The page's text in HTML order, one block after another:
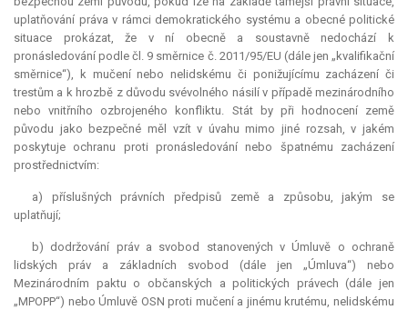
uplatňování práva v rámci demokratického systému a obecné politické
situace prokázat, že v ní obecně a soustavně nedochází k
pronásledování podle čl. 9 směrnice č. 2011/95/EU (dále jen „kvalifikační
směrnice“), k mučení nebo nelidskému či ponižujícímu zacházení či
trestům a k hrozbě z důvodu svévolného násilí v případě mezinárodního
nebo vnitřního ozbrojeného konfliktu. Stát by při hodnocení země
původu jako bezpečné měl vzít v úvahu mimo jiné rozsah, v jakém
poskytuje ochranu proti pronásledování nebo špatnému zacházení
prostřednictvím:
a) příslušných právních předpisů země a způsobu, jakým se
uplatňují;
b) dodržování práv a svobod stanovených v Úmluvě o ochraně
lidských práv a základních svobod (dále jen „Úmluva“) nebo
Mezinárodním paktu o občanských a politických právech (dále jen
„MPOPP“) nebo Úmluvě OSN proti mučení a jinému krutému, nelidskému